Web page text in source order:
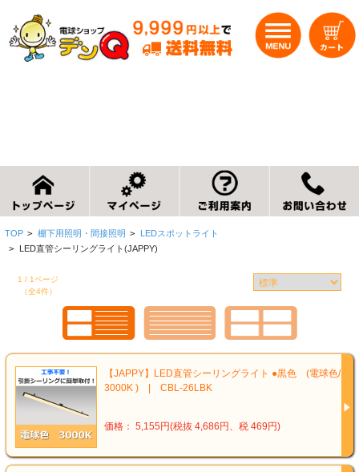
TOP > 棚下用照明・間接照明 > LEDスポットライト
> LED直管シーリングライト(JAPPY)
1 / 1ページ
（全4件）
【JAPPY】LED直管シーリングライト ●黒色 (電球色/
3000K ) | CBL-26LBK
価格： 5,155円(税抜 4,686円、税 469円)